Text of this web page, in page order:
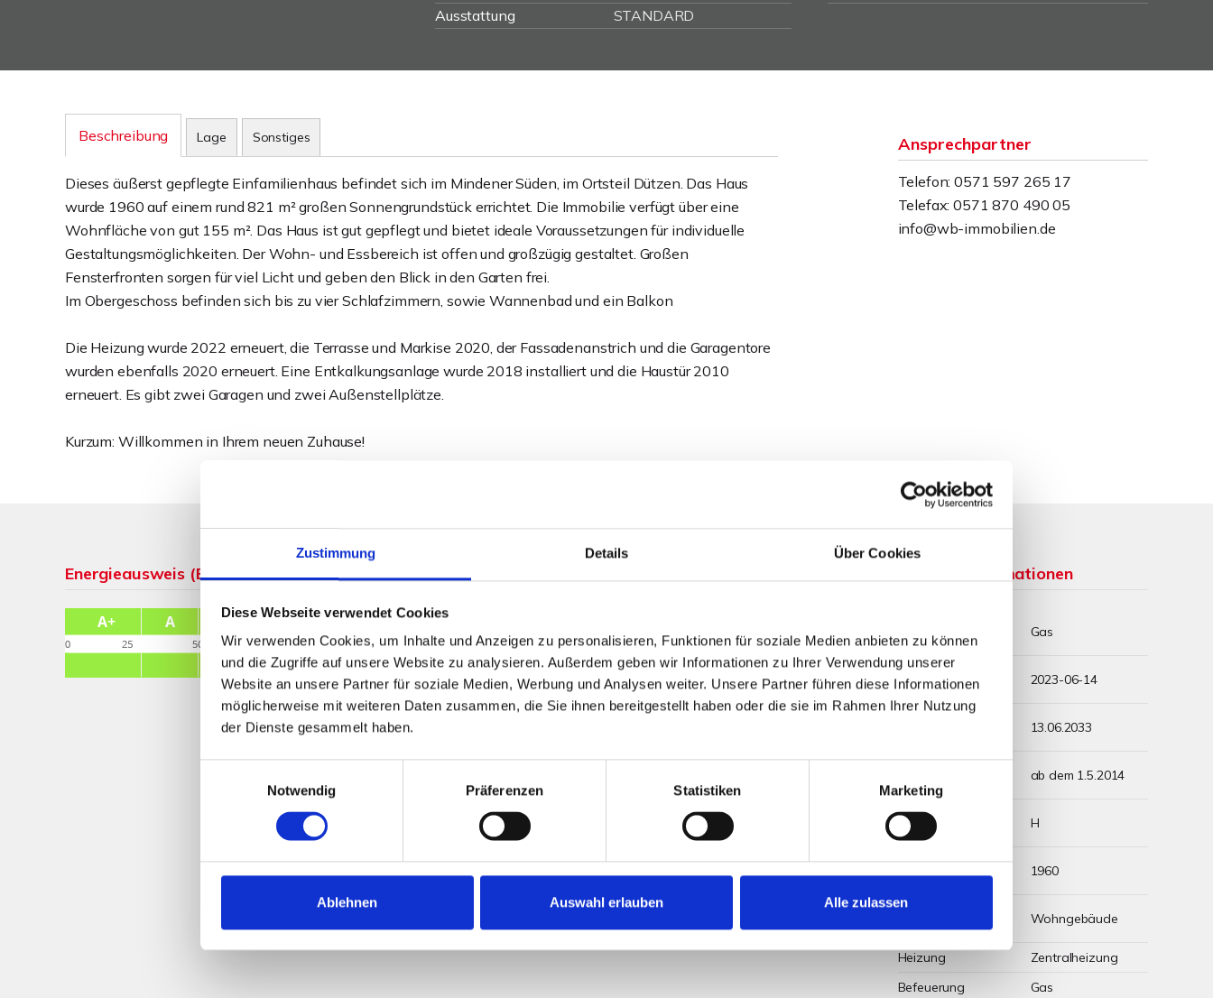
Zustimmung Details Über Cookies
Diese Webseite verwendet Cookies
Wir verwenden Cookies, um Inhalte und Anzeigen zu personalisieren, Funktionen für soziale Medien anbieten zu können
und die Zugriffe auf unsere Website zu analysieren. Außerdem geben wir Informationen zu Ihrer Verwendung unserer
Website an unsere Partner für soziale Medien, Werbung und Analysen weiter. Unsere Partner führen diese Informationen
möglicherweise mit weiteren Daten zusammen, die Sie ihnen bereitgestellt haben oder die sie im Rahmen Ihrer Nutzung
der Dienste gesammelt haben.
Notwendig
Präferenzen Statistiken Marketing
Ablehnen Auswahl erlauben Alle zulassen
Ausstattung
STANDARD
Beschreibung Lage Sonstiges
Dieses äußerst gepflegte Einfamilienhaus befindet sich im Mindener Süden, im Ortsteil Dützen. Das Haus
wurde 1960 auf einem rund 821 m² großen Sonnengrundstück errichtet. Die Immobilie verfügt über eine
Wohnfläche von gut 155 m². Das Haus ist gut gepflegt und bietet ideale Voraussetzungen für individuelle
Gestaltungsmöglichkeiten. Der Wohn- und Essbereich ist offen und großzügig gestaltet. Großen
Fensterfronten sorgen für viel Licht und geben den Blick in den Garten frei.
Im Obergeschoss befinden sich bis zu vier Schlafzimmern, sowie Wannenbad und ein Balkon
Die Heizung wurde 2022 erneuert, die Terrasse und Markise 2020, der Fassadenanstrich und die Garagentore
wurden ebenfalls 2020 erneuert. Eine Entkalkungsanlage wurde 2018 installiert und die Haustür 2010
erneuert. Es gibt zwei Garagen und zwei Außenstellplätze.
Kurzum: Willkommen in Ihrem neuen Zuhause!
Ansprechpartner
Telefon: 0571 597 265 17
Telefax: 0571 870 490 05
info@wb-immobilien.de
Energieausweis (Bedarfsausweis)
297,60 kWh / (m²*a)
Weitere Informationen
Energieträger
Gas
Energieausweis
Ausstelldatum
2023-06-14
Energieausweis
13.06.2033
Jahrgang
ab dem 1.5.2014
Energieausweis
Werteklasse
H
Energieausweis
Baujahr
1960
Energieausweis
Gebäudeart
Wohngebäude
Heizung
Zentralheizung
Befeuerung
Gas